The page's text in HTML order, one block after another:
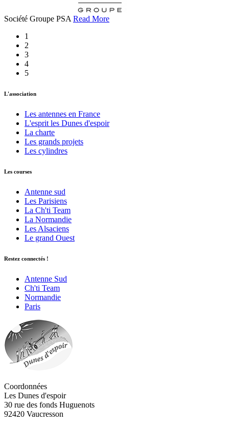
Société Groupe PSA Read More
1
2
3
4
5
L'association
Les antennes en France
L'esprit les Dunes d'espoir
La charte
Les grands projets
Les cylindres
Les courses
Antenne sud
Les Parisiens
La Ch'ti Team
La Normandie
Les Alsaciens
Le grand Ouest
Restez connectés !
Antenne Sud
Ch'ti Team
Normandie
Paris
Coordonnées
Les Dunes d'espoir
30 rue des fonds Huguenots
92420 Vaucresson